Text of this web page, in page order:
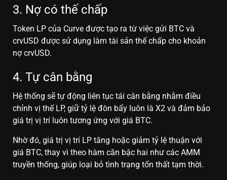
3. Nợ có thế chấp
Token LP của Curve được tạo ra từ việc gửi BTC và
crvUSD được sử dụng làm tài sản thế chấp cho khoản
nợ crvUSD.
4. Tự cân bằng
Hệ thống sẽ tự động liên tục tái cân bằng nhằm điều
chỉnh vị thế LP, giữ tỷ lệ đòn bẩy luôn là X2 và đảm bảo
giá trị vị trí luôn tương ứng với giá BTC.
Nhờ đó, giá trị vị trí LP tăng hoặc giảm tỷ lệ thuận với
giá BTC, thay vì theo hàm căn bậc hai như các AMM
truyền thống, giúp loại bỏ tình trạng tổn thất tạm thời.